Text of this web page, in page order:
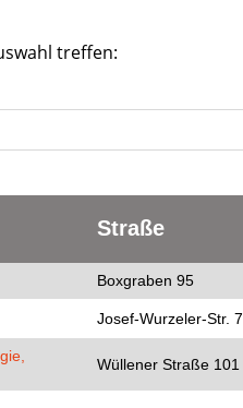
treffen:
Straße
Boxgraben 95
Josef-Wurzeler-Str. 7
Wüllener Straße 101